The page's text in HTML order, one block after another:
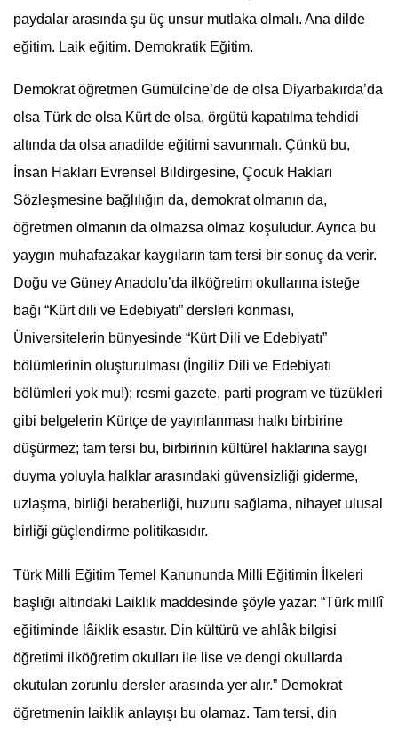
paydalar arasında şu üç unsur mutlaka olmalı. Ana dilde
eğitim. Laik eğitim. Demokratik Eğitim.
Demokrat öğretmen Gümülcine’de de olsa Diyarbakırda’da
olsa Türk de olsa Kürt de olsa, örgütü kapatılma tehdidi
altında da olsa anadilde eğitimi savunmalı. Çünkü bu,
İnsan Hakları Evrensel Bildirgesine, Çocuk Hakları
Sözleşmesine bağlılığın da, demokrat olmanın da,
öğretmen olmanın da olmazsa olmaz koşuludur. Ayrıca bu
yaygın muhafazakar kaygıların tam tersi bir sonuç da verir.
Doğu ve Güney Anadolu’da ilköğretim okullarına isteğe
bağı “Kürt dili ve Edebiyatı” dersleri konması,
Üniversitelerin bünyesinde “Kürt Dili ve Edebiyatı”
bölümlerinin oluşturulması (İngiliz Dili ve Edebiyatı
bölümleri yok mu!); resmi gazete, parti program ve tüzükleri
gibi belgelerin Kürtçe de yayınlanması halkı birbirine
düşürmez; tam tersi bu, birbirinin kültürel haklarına saygı
duyma yoluyla halklar arasındaki güvensizliği giderme,
uzlaşma, birliği beraberliği, huzuru sağlama, nihayet ulusal
birliği güçlendirme politikasıdır.
Türk Milli EğitimTemel Kanununda Milli Eğitimin İlkeleri
başlığı altındaki Laiklik maddesinde şöyle yazar: “Türk millî
eğitiminde lâiklik esastır. Din kültürü ve ahlâk bilgisi
öğretimi ilköğretim okulları ile lise ve dengi okullarda
okutulan zorunlu dersler arasında yer alır.” Demokrat
öğretmenin laiklik anlayışı bu olamaz. Tam tersi, din